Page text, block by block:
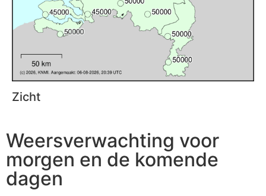
Zicht
Weersverwachting voor
morgen en de komende
dagen